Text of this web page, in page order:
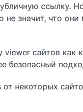
ссылку.
значит, что
сайтов как
безопасный
некоторых